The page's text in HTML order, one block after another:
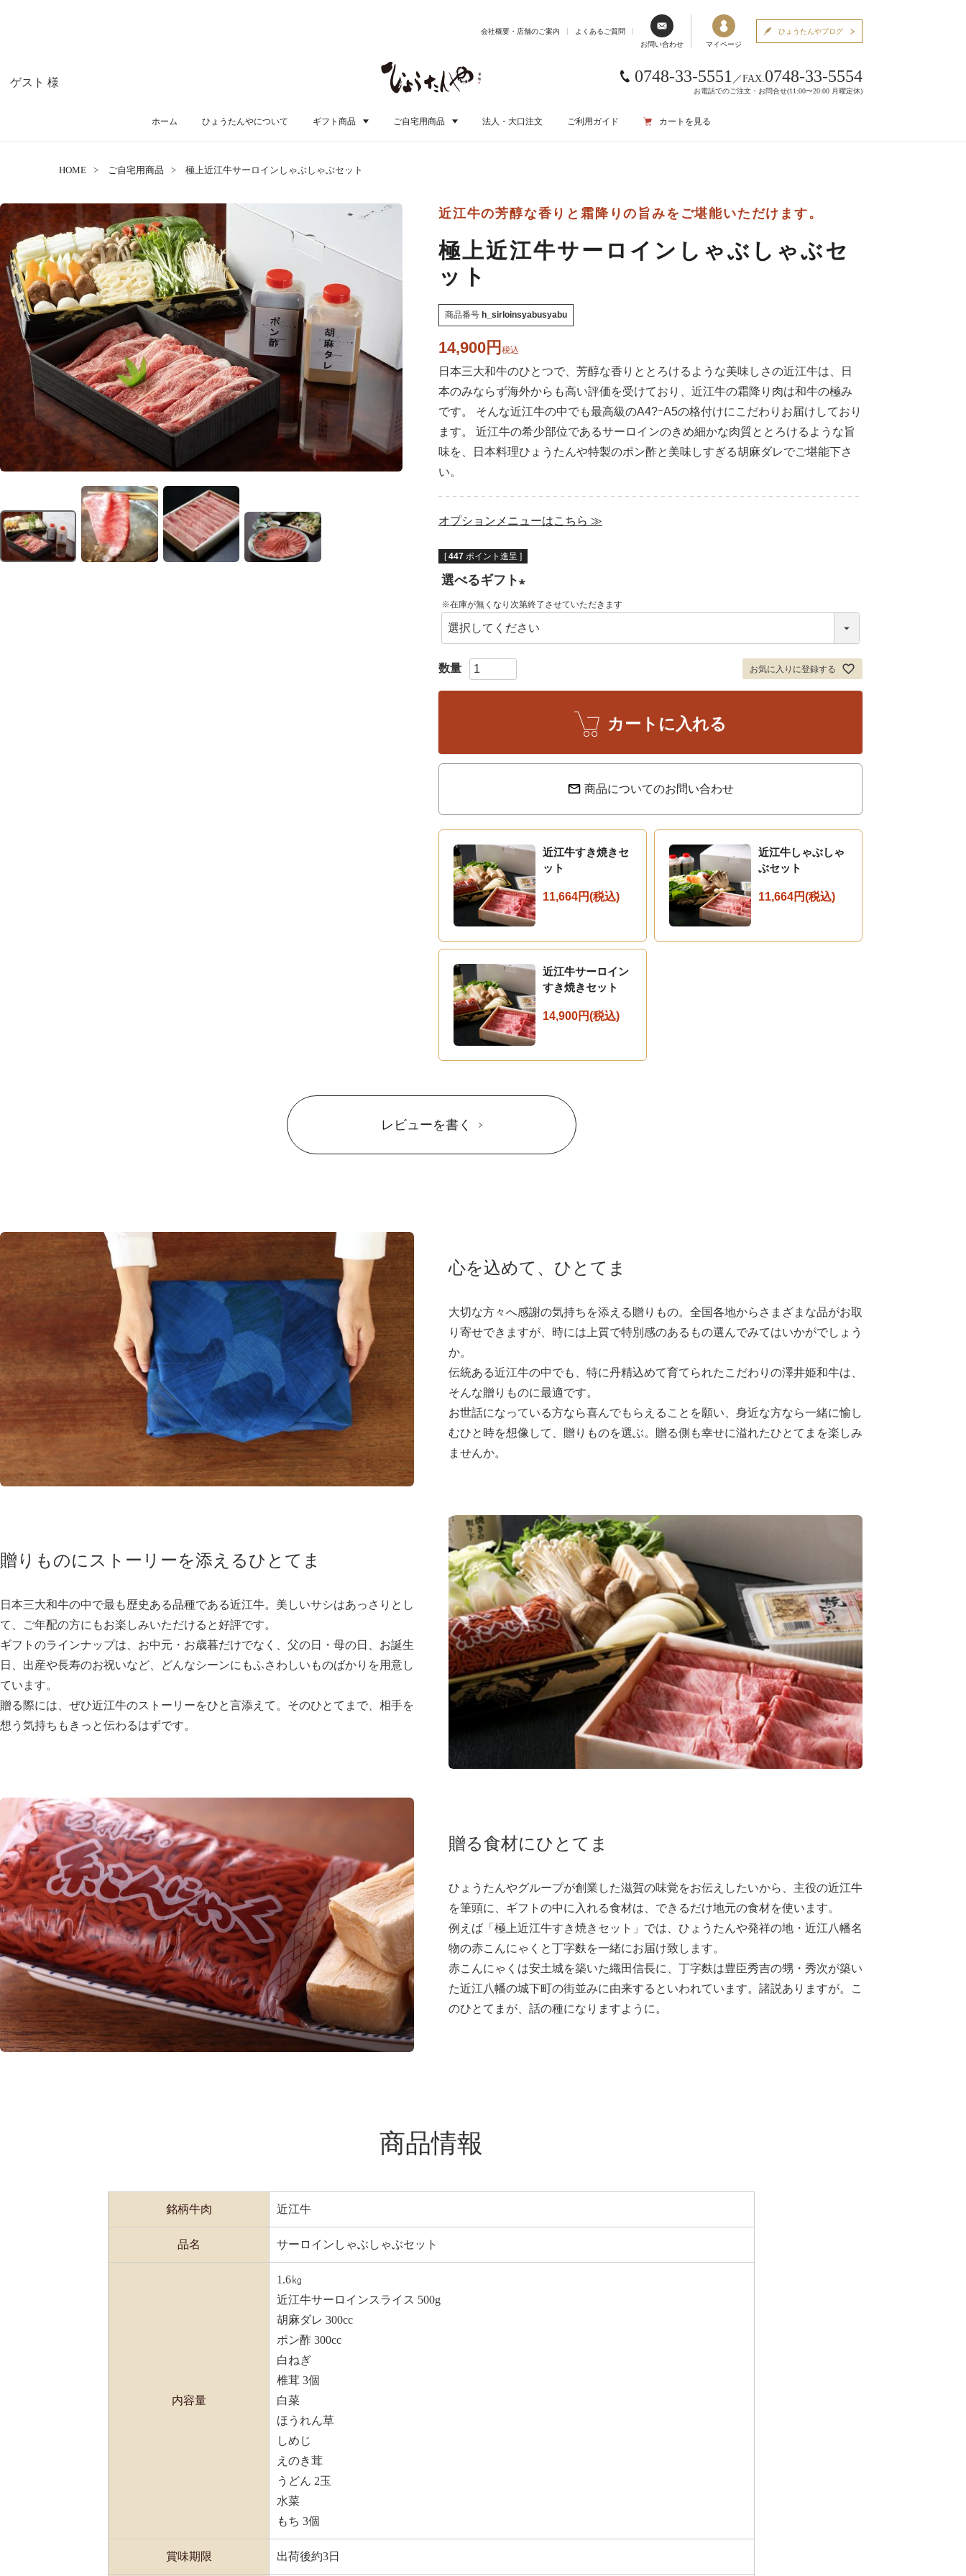
会社概要・店舗のご案内
よくあるご質問
お問い合わせ
マイページ
ひょうたんやブログ
ゲスト 様 0748-33-5551 ／FAX.0748-33-5554
お電話でのご注文・お問合せ(11:00〜20:00 月曜定休)
ホーム ひょうたんやについて ギフト商品 ご自宅用商品 法人・大口注文 ご利用ガイド カートを見る
HOME ご自宅用商品 極上近江牛サーロインしゃぶしゃぶセット
近江牛の芳醇な香りと霜降りの旨みをご堪能いただけます。
極上近江牛サーロインしゃぶしゃぶセ
ット
商品番号 h_sirloinsyabusyabu
14,900 税込
日本三大和牛のひとつで、芳醇な香りととろけるような美味しさの近江牛は、日
本のみならず海外からも高い評価を受けており、近江牛の霜降り肉は和牛の極み
です。 そんな近江牛の中でも最高級のA4?ｰA5の格付けにこだわりお届けしており
ます。 近江牛の希少部位であるサーロインのきめ細かな肉質ととろけるような旨
味を、日本料理ひょうたんや特製のポン酢と美味しすぎる胡麻ダレでご堪能下さ
い。
オプションメニューはこちら ≫
[ 447 ポイント進呈 ]
選べるギフト
(
必
※在庫が無くなり次第終了させていただきます
お気に入りに登録する
カートに入れる
商品についてのお問い合わせ
近江牛すき焼きセ
ット
11,664円(税込)
近江牛しゃぶしゃ
ぶセット
11,664円(税込)
近江牛サーロイン
すき焼きセット
14,900円(税込)
レビューを書く
心を込めて、ひとてま
大切な方々へ感謝の気持ちを添える贈りもの。全国各地からさまざまな品がお取
り寄せできますが、時には上質で特別感のあるもの選んでみてはいかがでしょう
か。
伝統ある近江牛の中でも、特に丹精込めて育てられたこだわりの澤井姫和牛は、
そんな贈りものに最適です。
お世話になっている方なら喜んでもらえることを願い、身近な方なら一緒に愉し
むひと時を想像して、贈りものを選ぶ。贈る側も幸せに溢れたひとてまを楽しみ
ませんか。
贈りものにストーリーを添えるひとてま
日本三大和牛の中で最も歴史ある品種である近江牛。美しいサシはあっさりとし
て、ご年配の方にもお楽しみいただけると好評です。
ギフトのラインナップは、お中元・お歳暮だけでなく、父の日・母の日、お誕生
日、出産や長寿のお祝いなど、どんなシーンにもふさわしいものばかりを用意し
ています。
贈る際には、ぜひ近江牛のストーリーをひと言添えて。そのひとてまで、相手を
想う気持ちもきっと伝わるはずです。
贈る食材にひとてま
ひょうたんやグループが創業した滋賀の味覚をお伝えしたいから、主役の近江牛
を筆頭に、ギフトの中に入れる食材は、できるだけ地元の食材を使います。
例えば「極上近江牛すき焼きセット」では、ひょうたんや発祥の地・近江八幡名
物の赤こんにゃくと丁字麩を一緒にお届け致します。
赤こんにゃくは安土城を築いた織田信長に、丁字麩は豊臣秀吉の甥・秀次が築い
た近江八幡の城下町の街並みに由来するといわれています。諸説ありますが。こ
のひとてまが、話の種になりますように。
商品情報
銘柄牛肉 近江牛
品名 サーロインしゃぶしゃぶセット
内容量
1.6㎏
近江牛サーロインスライス 500g
胡麻ダレ 300cc
ポン酢 300cc
白ねぎ
椎茸 3個
白菜
ほうれん草
しめじ
えのき茸
うどん 2玉
水菜
もち 3個
賞味期限 出荷後約3日